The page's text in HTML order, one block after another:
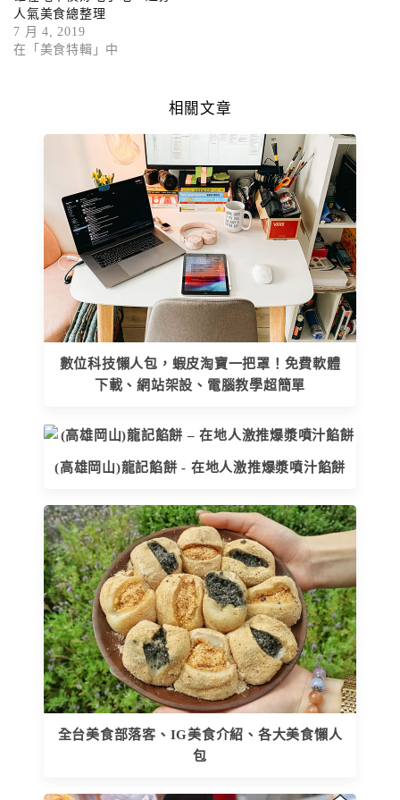
人氣美食總整理
7 月 4, 2019
在「美食特輯」中
相關文章
數位科技懶人包，蝦皮淘寶一把罩！免費軟體
下載、網站架設、電腦教學超簡單
(高雄岡山)龍記餡餅 - 在地人激推爆漿噴汁餡餅
全台美食部落客、IG美食介紹、各大美食懶人
包